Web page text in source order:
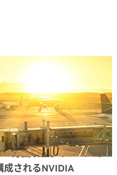
万回以上ダウンロード
成されるNVIDIA